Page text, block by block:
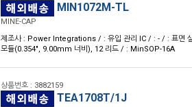
MIN1072M-TL
MINE-CAP
제조사 : Power Integrations / : 유입 관리 IC / : - / : 표면
모듈(0.354", 9.00mm 너비), 12 리드 / : MinSOP-16A
상품번호 : 3882159
TEA1708T/1J